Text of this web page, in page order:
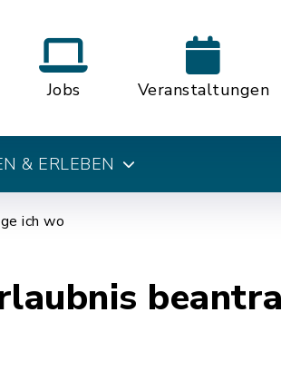
Jobs Veranstaltungen
& ERLEBEN
ich wo